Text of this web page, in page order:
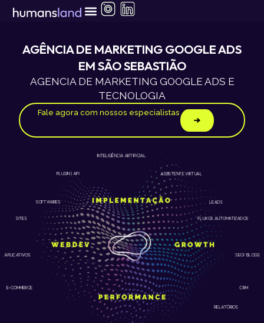
para
conteúdoAGÊNCIA DE MARKETING GOOGLE ADS
EM SÃO SEBASTIÃO
AGENCIA DE MARKETING GOOGLE ADS E
TECNOLOGIA
Fale agora com nossos especialistas
APLICATIVOS
SITES
E-COMMERCE CRM
RELATÓRIOS
SEO/ BLOGS
FLUXOS AUTOMATIZADOS
INTELIGÊNCIA ARTIFICIAL
PLUGIN | API
SOFTWARES
ASSISTENTE VIRTUAL
LEADS